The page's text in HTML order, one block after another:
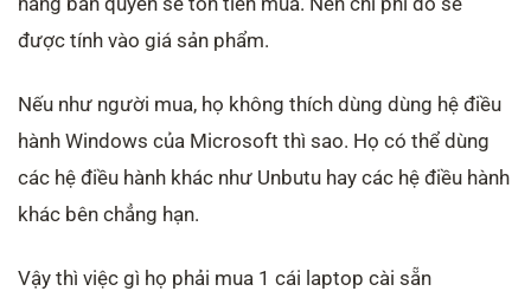
được tính vào giá sản phẩm.
Nếu như người mua, họ không thích dùng dùng hệ điều
hành Windows của Microsoft thì sao. Họ có thể dùng
các hệ điều hành khác như Unbutu hay các hệ điều hành
khác bên chẳng hạn.
Vậy thì việc gì họ phải mua 1 cái laptop cài sẵn